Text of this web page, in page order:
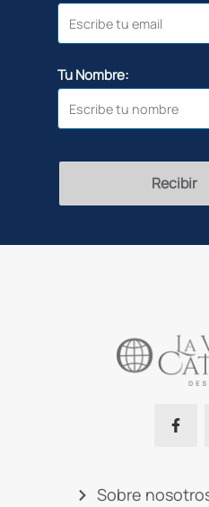
Tu Nombre:
Recibir
Sobre